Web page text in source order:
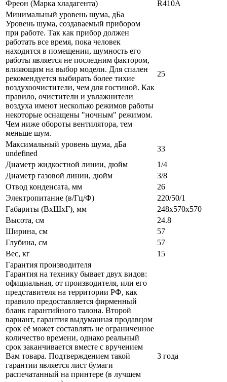
Фреон (Марка хладагента)
R410A
Минимальный уровень шума, дБа
Уровень шума, создаваемый прибором
при работе. Так как прибор должен
работать все время, пока человек
находится в помещении, шумность его
работы является не последним фактором,
влияющим на выбор модели. Для спален
рекомендуется выбирать более тихие
воздухоочистители, чем для гостиной. Как
правило, очистители и увлажнители
воздуха имеют несколько режимов работы
некоторые оснащены "ночным" режимом.
Чем ниже обороты вентилятора, тем
меньше шум.
25
Максимальный уровень шума, дБа
undefined
33
Диаметр жидкостной линии, дюйм
1/4
Диаметр газовой линии, дюйм
3/8
Отвод конденсата, мм
26
Электропитание (в/Гц/Ф)
220/50/1
Габариты (ВxШxГ), мм
248x570x570
Высота, см
24.8
Ширина, см
57
Глубина, см
57
Вес, кг
15
Гарантия производителя
Гарантия на технику бывает двух видов:
официальная, от производителя, или его
представителя на территории РФ, как
правило предоставляется фирменный
бланк гарантийного талона. Второй
вариант, гарантия выдуманная продавцом
срок её может составлять не ограниченное
количество времени, однако реальный
срок заканчивается вместе с вручением
Вам товара. Подтверждением такой
гарантии является лист бумаги
распечатанный на принтере (в лучшем
3 года